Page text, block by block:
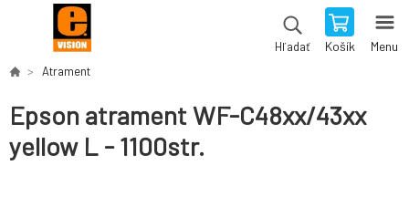
Hľadať Košík Menu
Atrament
Epson atrament WF-C48xx/43xx
yellow L - 1100str.